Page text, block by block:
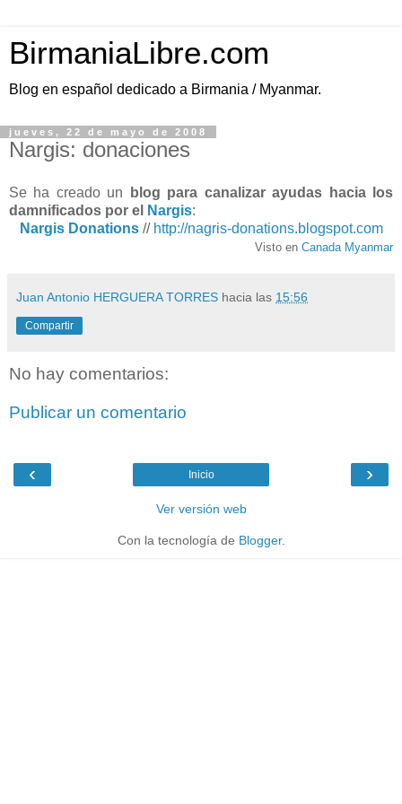
BirmaniaLibre.com
Blog en español dedicado a Birmania / Myanmar.
jueves, 22 de mayo de 2008
Nargis: donaciones
Se ha creado un
blog para canalizar ayudas hacia los
damnificados por el
Nargis:
Nargis Donations// http://nagris-donations.blogspot.com
Visto en Canada Myanmar
Juan Antonio HERGUERA TORRES hacia las 15:56
Compartir
No hay comentarios:
Publicar un comentario
‹ ›
Inicio
Ver versión web
Con la tecnología de Blogger.